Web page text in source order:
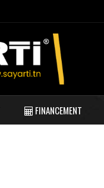
FINANCEMENT